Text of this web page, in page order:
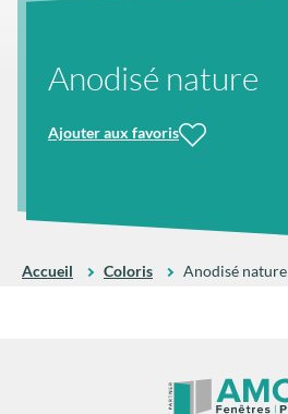
Anodisé nature
Ajouter aux favoris
Accueil Coloris Anodisé nature